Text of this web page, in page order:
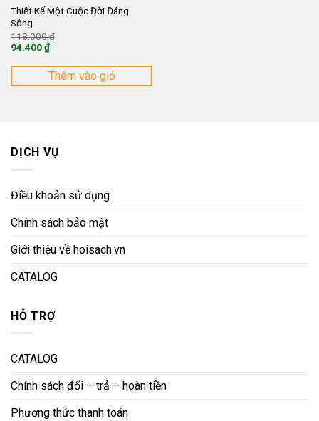
Thiết Kế Một Cuộc Đời Đáng
Sống
118.000₫
118.000 ₫.
94.400₫
hiện
là:
Thêm vào giỏ
DỊCH VỤ
Điều khoản sử dụng
Chính sách bảo mật
Giới thiệu về hoisach.vn
CATALOG
HỖ TRỢ
CATALOG
Chính sách đổi – trả – hoàn tiền
Phương thức thanh toán